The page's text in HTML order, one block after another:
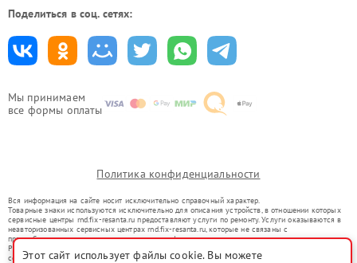
Мы принимаем
все формы оплаты
Поделиться в соц. сетях:
Политика конфиденциальности
Вся информация на сайте носит исключительно справочный характер.
Товарные знаки используются исключительно для описания устройств, в отношении которых
сервисные центры rnd.fix-resanta.ru предоставляют услуги по ремонту. Услуги оказываются в
неавторизованных сервисных центрах rnd.fix-resanta.ru, которые не связаны с
правообладателями товарных знаков или их официальными представителями.
Ремонт осуществляется для устройств, уже введенных в гражданский оборот в соответствии
со статьей 1487 ГК РФ.
Этот сайт использует файлы cookie. Вы можете